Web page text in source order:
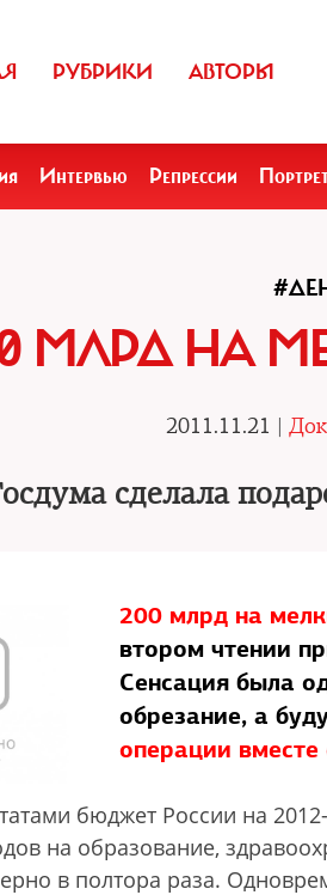
РУБРИКИ АВТОРЫ
Интервью Репрессии
МЛРД НА
2011.11.21 |
сделала
200 млрд на
втором чтении
Сенсация была
обрезание, а
операции
бюджет России на
на образование,
в полтора раза.